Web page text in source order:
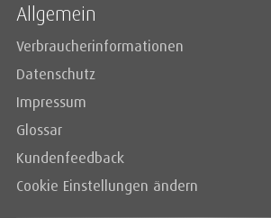
Allgemein
Verbraucherinformationen
Datenschutz
Impressum
Glossar
Kundenfeedback
Cookie Einstellungen ändern